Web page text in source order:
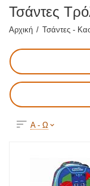
Τσάντες
Αρχική / Τσάντες -
Α - Ω